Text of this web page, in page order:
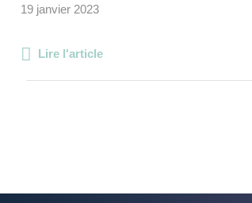
19 janvier 2023
Lire l'article